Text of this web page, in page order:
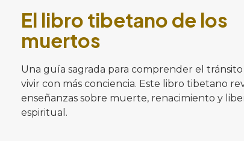
El libro tibetano de los
muertos
Una guía sagrada para comprender el
vivir con más conciencia. Este libro tibetano
enseñanzas sobre muerte, renacimiento y
espiritual.